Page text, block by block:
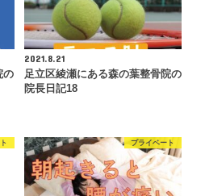
の
2021.8.21
足立区綾瀬にある森の葉整骨院の
院長日記18
プライベート